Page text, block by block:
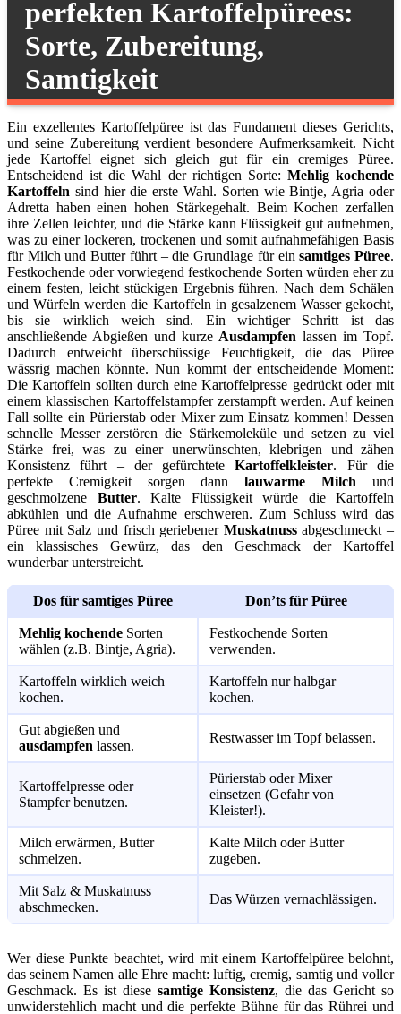
perfekten Kartoffelpürees:
Sorte, Zubereitung,
Samtigkeit
Ein exzellentes Kartoffelpüree ist das Fundament dieses Gerichts,
und seine Zubereitung verdient besondere Aufmerksamkeit. Nicht
jede Kartoffel eignet sich gleich gut für ein cremiges Püree.
Entscheidend ist die Wahl der richtigen Sorte: Mehlig kochende
Kartoffeln sind hier die erste Wahl. Sorten wie Bintje, Agria oder
Adretta haben einen hohen Stärkegehalt. Beim Kochen zerfallen
ihre Zellen leichter, und die Stärke kann Flüssigkeit gut aufnehmen,
was zu einer lockeren, trockenen und somit aufnahmefähigen Basis
für Milch und Butter führt – die Grundlage für einsamtiges Püree.
Festkochende oder vorwiegend festkochende Sorten würden eher zu
einem festen, leicht stückigen Ergebnis führen. Nach dem Schälen
und Würfeln werden die Kartoffeln in gesalzenem Wasser gekocht,
bis sie wirklich weich sind. Ein wichtiger Schritt ist das
anschließende Abgießen und kurze Ausdampfen lassen im Topf.
Dadurch entweicht überschüssige Feuchtigkeit, die das Püree
wässrig machen könnte. Nun kommt der entscheidende Moment:
Die Kartoffeln sollten durch eine Kartoffelpresse gedrückt oder mit
einem klassischen Kartoffelstampfer zerstampft werden. Auf keinen
Fall sollte ein Pürierstab oder Mixer zum Einsatz kommen! Dessen
schnelle Messer zerstören die Stärkemoleküle und setzen zu viel
Stärke frei, was zu einer unerwünschten, klebrigen und zähen
Konsistenz führt – der gefürchteteKartoffelkleister. Für die
perfekte Cremigkeit sorgen dannlauwarme Milch und
geschmolzene Butter. Kalte Flüssigkeit würde die Kartoffeln
abkühlen und die Aufnahme erschweren. Zum Schluss wird das
Püree mit Salz und frisch geriebener Muskatnussabgeschmeckt –
ein klassisches Gewürz, das den Geschmack der Kartoffel
wunderbar unterstreicht.
Dos für samtiges Püree Don’ts für Püree
Mehlig kochende Sorten
wählen (z.B. Bintje, Agria).
Festkochende Sorten
verwenden.
Kartoffeln wirklich weich
kochen.
Kartoffeln nur halbgar
kochen.
Gut abgießen und
ausdampfen lassen.
Restwasser im Topf belassen.
Kartoffelpresse oder
Stampfer benutzen.
Pürierstab oder Mixer
einsetzen (Gefahr von
Kleister!).
Milch erwärmen, Butter
schmelzen.
Kalte Milch oder Butter
zugeben.
Mit Salz & Muskatnuss
abschmecken.
Das Würzen vernachlässigen.
Wer diese Punkte beachtet, wird mit einem Kartoffelpüree belohnt,
das seinem Namen alle Ehre macht: luftig, cremig, samtig und voller
Geschmack. Es ist diese samtige Konsistenz, die das Gericht so
unwiderstehlich macht und die perfekte Bühne für das Rührei und